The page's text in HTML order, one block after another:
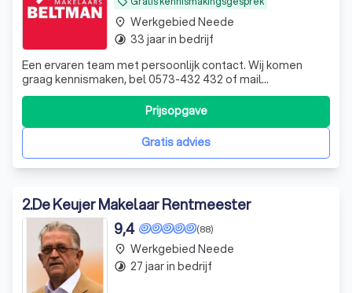
Een ervaren team met persoonlijk contact. Wij komen
graag kennismaken, bel 0573-432 432 of mail
info@beltman.nl voor een vrijblijvende afspraak.
Gratis advies
Prijsopgave
place Werkgebied Neede
timelapse 33 jaar in bedrijf
2.De Keujer Makelaar Rentmeester
(88)
9,4
place Werkgebied Neede
timelapse 27 jaar in bedrijf